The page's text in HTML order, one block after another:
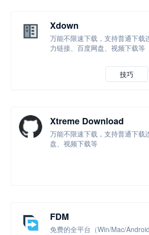
Xdown
万能不限速下载，支持普通下载
力链接、百度网盘、视频下载等
技巧
Xtreme Download
万能不限速下载，支持普通下载
盘、视频下载等
FDM
免费的全平台（Win/Mac/